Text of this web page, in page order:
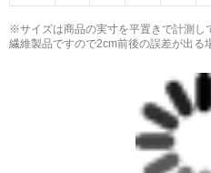
※サイズは商品の実寸を平置きで計測し
繊維製品ですので2cm前後の誤差が出る